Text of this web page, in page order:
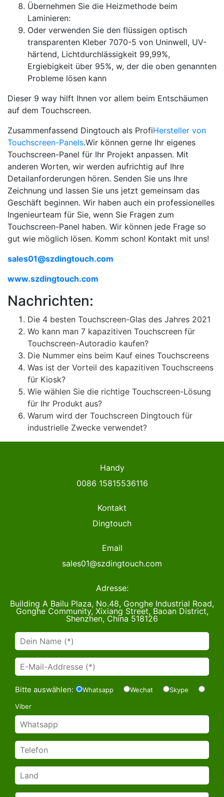
Übernehmen Sie die Heizmethode beim
Laminieren:
Oder verwenden Sie den flüssigen optisch
transparenten Kleber 7070-5 von Uninwell, UV-
härtend, Lichtdurchlässigkeit 99,99%,
Ergiebigkeit über 95%, w, der die oben genannten
Probleme lösen kann
Dieser 9 way hilft Ihnen vor allem beim Entschäumen
auf dem Touchscreen.
Zusammenfassend Dingtouch als ProfiHersteller von
Touchscreen-Panels.Wir können gerne Ihr eigenes
Touchscreen-Panel für Ihr Projekt anpassen. Mit
anderen Worten, wir werden aufrichtig auf Ihre
Detailanforderungen hören. Senden Sie uns Ihre
Zeichnung und lassen Sie uns jetzt gemeinsam das
Geschäft beginnen. Wir haben auch ein professionelles
Ingenieurteam für Sie, wenn Sie Fragen zum
Touchscreen-Panel haben. Wir können jede Frage so
gut wie möglich lösen. Komm schon! Kontakt mit uns!
sales01@szdingtouch.com
www.szdingtouch.com
Nachrichten:
Die 4 besten Touchscreen-Glas des Jahres 2021
Wo kann man 7 kapazitiven Touchscreen für
Touchscreen-Autoradio kaufen?
Die Nummer eins beim Kauf eines Touchscreens
Was ist der Vorteil des kapazitiven Touchscreens
für Kiosk?
Wie wählen Sie die richtige Touchscreen-Lösung
für Ihr Produkt aus?
Warum wird der Touchscreen Dingtouch für
industrielle Zwecke verwendet?
Handy
0086 15815536116
Kontakt
Dingtouch
Email
sales01@szdingtouch.com
Adresse:
Building A Bailu Plaza, No.48, Gonghe Industrial Road,
Gonghe Community, Xixiang Street, Baoan District,
Shenzhen, China 518126
Bitte auswählen: Whatsapp Wechat Skype
Viber